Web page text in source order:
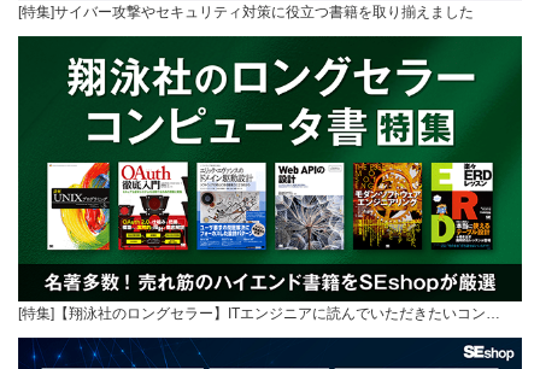
[特集]サイバー攻撃やセキュリティ対策に役立つ書籍を取り揃えました
[特集]【翔泳社のロングセラー】ITエンジニアに読んでいただきたいコン…